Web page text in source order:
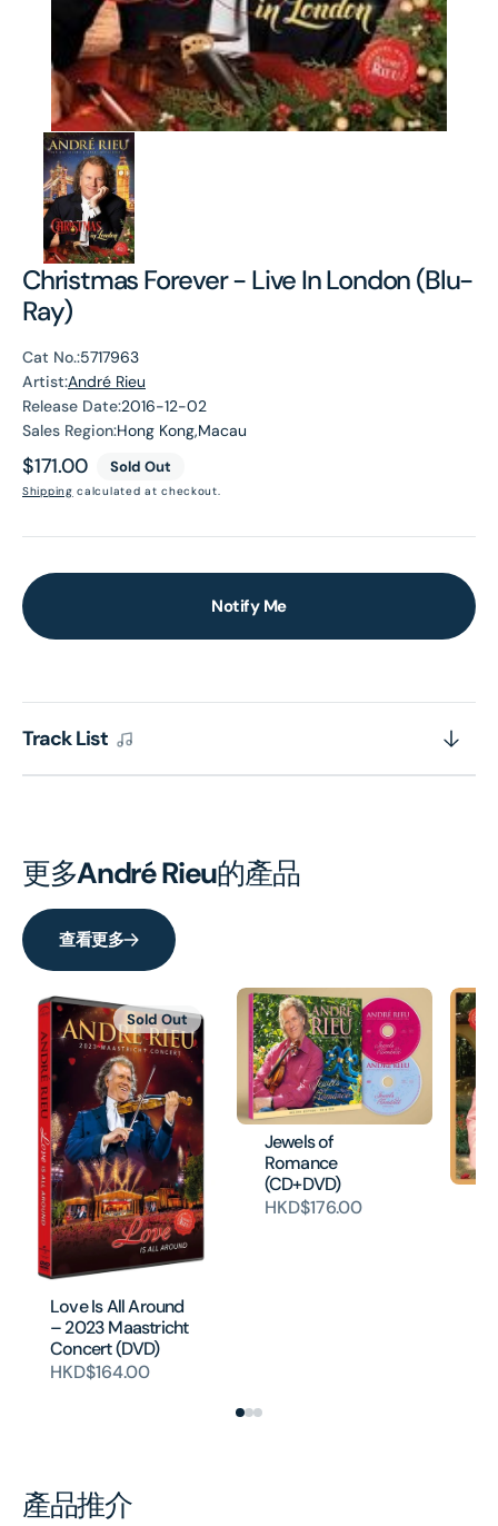
Christmas Forever - Live In London (Blu-
Ray)
Cat No.:5717963
Artist:André Rieu
Release Date:2016-12-02
Sales Region:Hong Kong,Macau
Regular
price
$171.00 Sold Out
Shipping calculated at checkout.
Notify Me
Track List
更多André Rieu的產品
查看更多
Love Is All Around
– 2023 Maastricht
Concert (DVD)
HKD$164.00
Sold Out
Jewels of
Romance
(CD+DVD)
HKD$176.00
產品推介